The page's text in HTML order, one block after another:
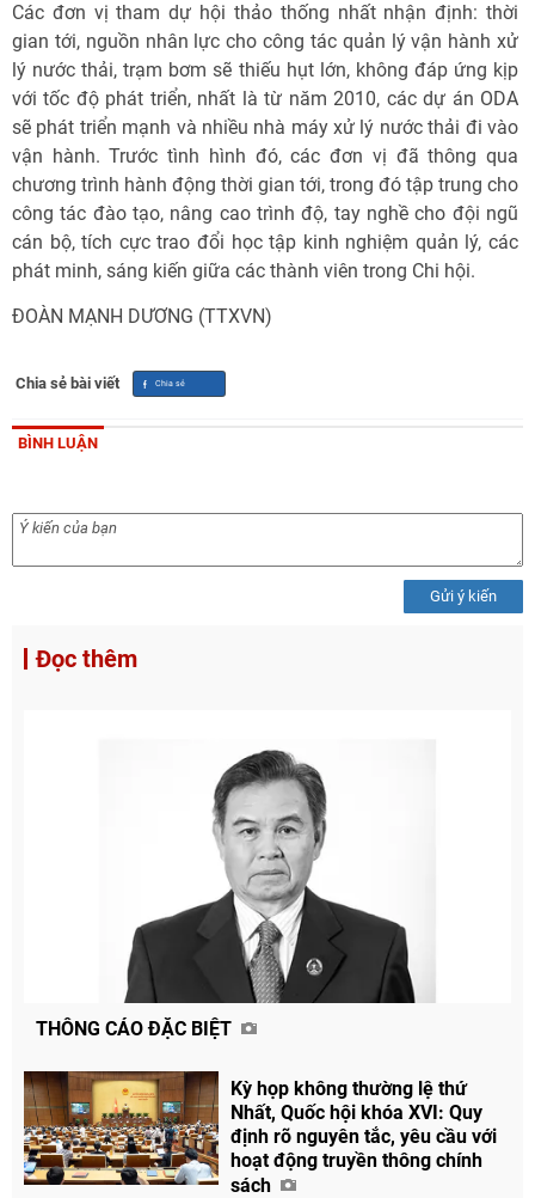
Các đơn vị tham dự hội thảo thống nhất nhận định: thời
gian tới, nguồn nhân lực cho công tác quản lý vận hành xử
lý nước thải, trạm bơm sẽ thiếu hụt lớn, không đáp ứng kịp
với tốc độ phát triển, nhất là từ năm 2010, các dự án ODA
sẽ phát triển mạnh và nhiều nhà máy xử lý nước thải đi vào
vận hành. Trước tình hình đó, các đơn vị đã thông qua
chương trình hành động thời gian tới, trong đó tập trung cho
công tác đào tạo, nâng cao trình độ, tay nghề cho đội ngũ
cán bộ, tích cực trao đổi học tập kinh nghiệm quản lý, các
phát minh, sáng kiến giữa các thành viên trong Chi hội.
ĐOÀN MẠNH DƯƠNG (TTXVN)
Chia sẻ bài viết
Chia sẻ
BÌNH LUẬN
Gửi ý kiến
Đọc thêm
THÔNG CÁO ĐẶC BIỆT
Kỳ họp không thường lệ thứ
Nhất, Quốc hội khóa XVI: Quy
định rõ nguyên tắc, yêu cầu với
hoạt động truyền thông chính
sách